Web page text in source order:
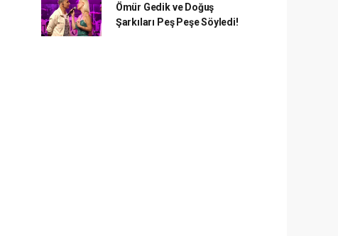
Ömür Gedik ve Doğuş
Şarkıları Peş Peşe Söyledi!